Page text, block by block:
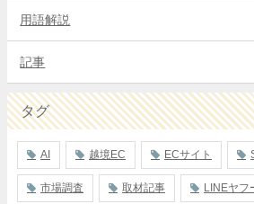
用語解説
記事
タグ
AI 越境EC ECサイト
市場調査 取材記事 LINEヤフ